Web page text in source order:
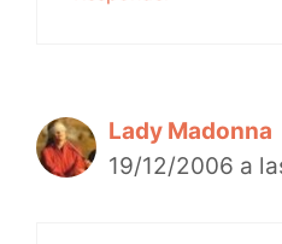
Lady Madonna
19/12/2006 a